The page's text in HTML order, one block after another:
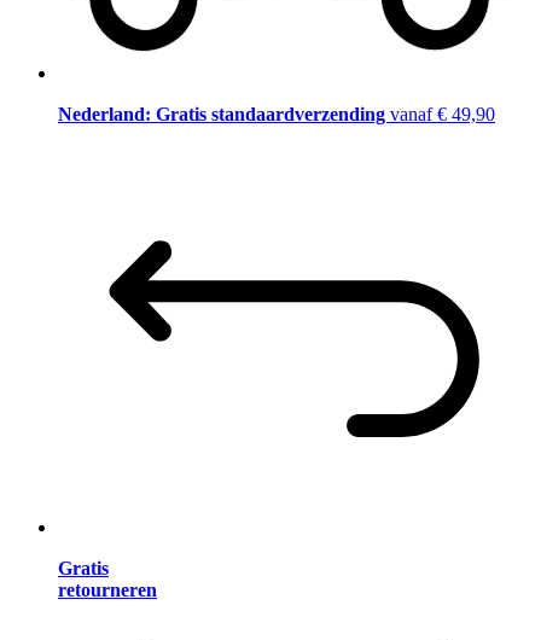
Nederland: Gratis standaardverzending vanaf € 49,90
Gratis
retourneren